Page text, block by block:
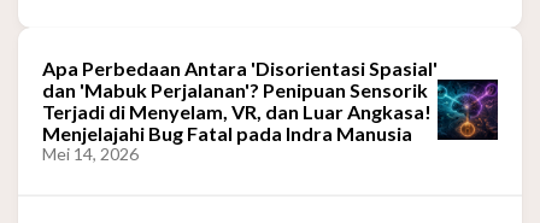
Apa Perbedaan Antara 'Disorientasi Spasial'
dan 'Mabuk Perjalanan'? Penipuan Sensorik
Terjadi di Menyelam, VR, dan Luar Angkasa!
Menjelajahi Bug Fatal pada Indra Manusia
Mei 14, 2026